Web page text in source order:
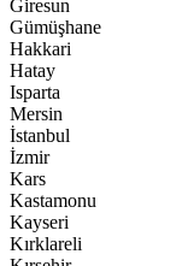
Giresun
Gümüşhane
Hakkari
Hatay
Isparta
Mersin
İstanbul
İzmir
Kars
Kastamonu
Kayseri
Kırklareli